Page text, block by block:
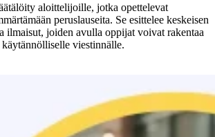
aloittelijoille, jotka opettelevat
peruslauseita. Se esittelee keskeisen
ilmaisut, joiden avulla oppijat voivat rakentaa
viestinnälle.